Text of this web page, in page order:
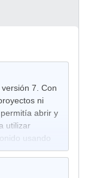
7. Con
ni
abrir y
utilizar
usando